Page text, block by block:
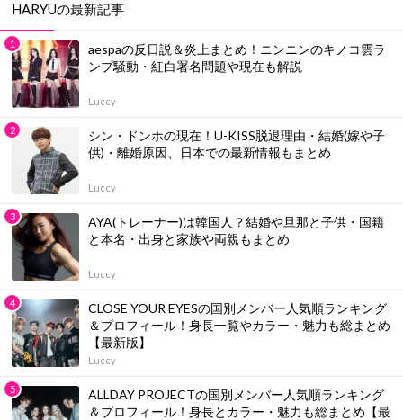
HARYUの最新記事
aespaの反日説＆炎上まとめ！ニンニンのキノコ雲ラ
ンプ騒動・紅白署名問題や現在も解説
Luccy
シン・ドンホの現在！U-KISS脱退理由・結婚(嫁や子
供)・離婚原因、日本での最新情報もまとめ
Luccy
AYA(トレーナー)は韓国人？結婚や旦那と子供・国籍
と本名・出身と家族や両親もまとめ
Luccy
CLOSE YOUR EYESの国別メンバー人気順ランキング
＆プロフィール！身長一覧やカラー・魅力も総まとめ
【最新版】
Luccy
ALLDAY PROJECTの国別メンバー人気順ランキング
＆プロフィール！身長とカラー・魅力も総まとめ【最